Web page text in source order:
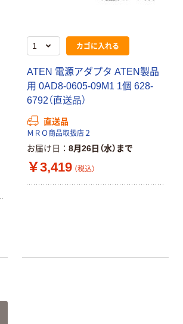
カゴに入れる
ATEN 電源アダプタ ATEN製品
用 0AD8-0605-09M1 1個 628-
6792（直送品）
直送品
ＭＲＯ商品取扱店２
お届け日 8月26日（水）まで
￥3,419 （税込）